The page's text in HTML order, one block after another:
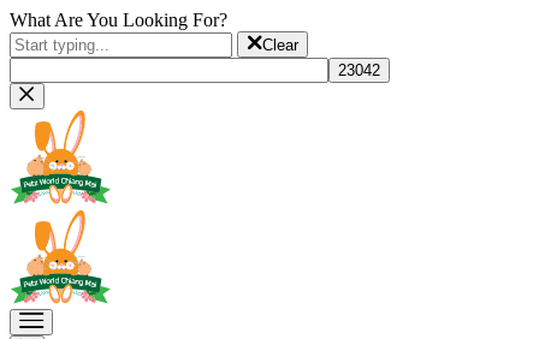
What Are You Looking For?
Clear